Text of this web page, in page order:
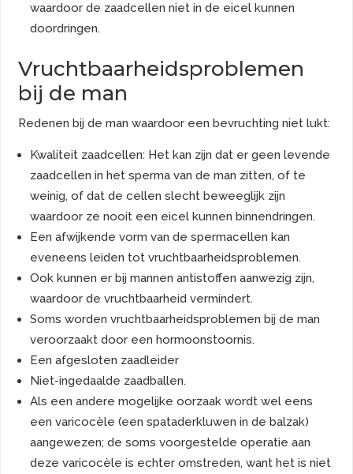
waardoor de zaadcellen niet in de eicel kunnen
doordringen.
Vruchtbaarheidsproblemen
bij de man
Redenen bij de man waardoor een bevruchting niet lukt:
Kwaliteit zaadcellen: Het kan zijn dat er geen levende
zaadcellen in het sperma van de man zitten, of te
weinig, of dat de cellen slecht beweeglijk zijn
waardoor ze nooit een eicel kunnen binnendringen.
Een afwijkende vorm van de spermacellen kan
eveneens leiden tot vruchtbaarheidsproblemen.
Ook kunnen er bij mannen antistoffen aanwezig zijn,
waardoor de vruchtbaarheid vermindert.
Soms worden vruchtbaarheidsproblemen bij de man
veroorzaakt door een hormoonstoornis.
Een afgesloten zaadleider
Niet-ingedaalde zaadballen.
Als een andere mogelijke oorzaak wordt wel eens
een varicocèle (een spataderkluwen in de balzak)
aangewezen; de soms voorgestelde operatie aan
deze varicocèle is echter omstreden, want het is niet